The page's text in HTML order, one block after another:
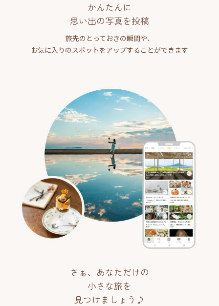
かんたんに
思い出の写真を投稿
旅先のとっておきの瞬間や、
お気に入りのスポットをアップすることができます
さぁ、あなただけの
小さな旅を
見つけましょう♪